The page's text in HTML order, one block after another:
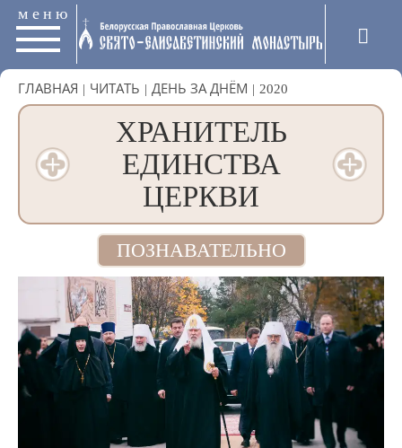
меню
ГЛАВНАЯ | ЧИТАТЬ | ДЕНЬ ЗА ДНЁМ | 2020
ХРАНИТЕЛЬ
ЕДИНСТВА
ЦЕРКВИ
ПОЗНАВАТЕЛЬНО